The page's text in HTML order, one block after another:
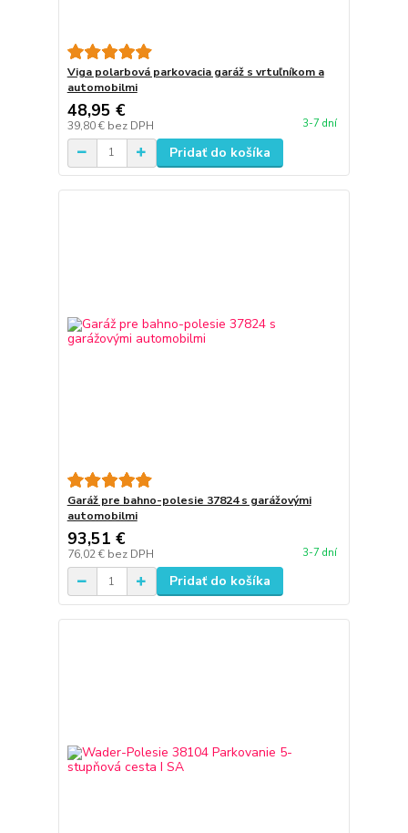
Viga polarbová parkovacia garáž s vrtuľníkom a
automobilmi
48,95 €
39,80 € bez DPH 3-7 dní
Pridať do košíka
Garáž pre bahno-polesie 37824 s garážovými
automobilmi
93,51 €
76,02 € bez DPH 3-7 dní
Pridať do košíka